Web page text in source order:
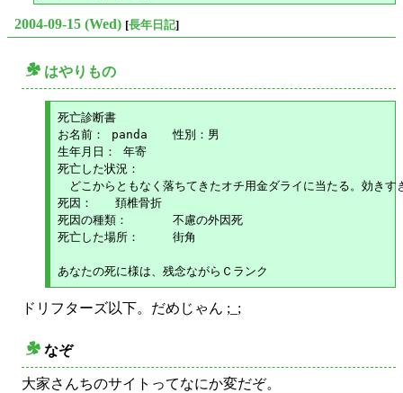
2004-09-15 (Wed) [長年日記]
はやりもの
死亡診断書
お名前： panda 	性別：男
生年月日： 年寄
死亡した状況：
どこからともなく落ちてきたオチ用金ダライに当たる。効きす
死因： 	頚椎骨折
死因の種類： 	不慮の外因死
死亡した場所： 	街角
ドリフターズ以下。だめじゃん ;_;
なぞ
大家さんちのサイトってなにか変だぞ。